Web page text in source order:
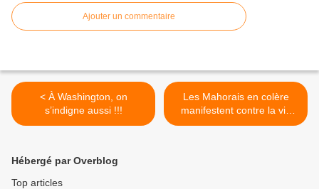
Ajouter un commentaire
< À Washington, on
s’indigne aussi !!!
Les Mahorais en colère
manifestent contre la vie
chère >
Hébergé par Overblog
Top articles